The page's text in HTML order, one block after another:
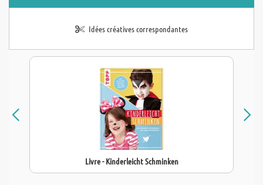
Idées créatives correspondantes
Livre - Kinderleicht Schminken